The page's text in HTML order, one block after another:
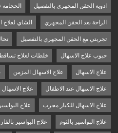
ادوية الحقن المجهرى بالتفصيل
الراحة بعد الحقن المجهري الشاي لعلاج
تجربتي مع الحقن المجهري بالتفصيل
حبوب علاج الاسهال خلطات لعلاج
علاج الاسهال علاج الاسهال المزمن
علاج الاسهال عند الاطفال علاج الاسهال
علاج الاسهال للكبار مجرب علاج البواسير
علاج البواسير بالثوم علاج البواسير